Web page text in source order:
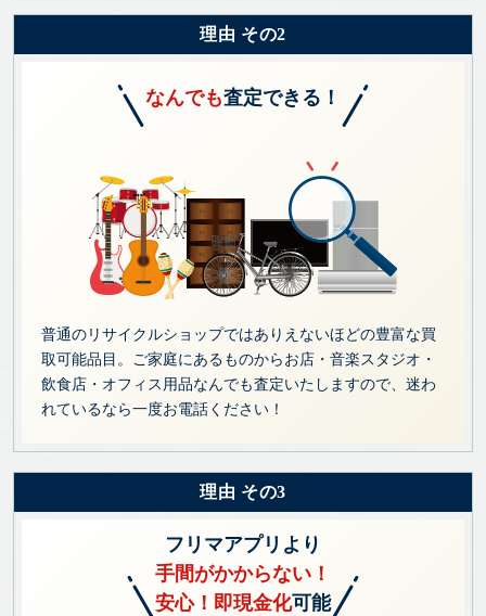
理由 その2
なんでも査定できる！
普通のリサイクルショップではありえないほどの豊富な買
取可能品目。ご家庭にあるものからお店・音楽スタジオ・
飲食店・オフィス用品なんでも査定いたしますので、迷わ
れているなら一度お電話ください！
理由 その3
フリマアプリより
手間がかからない！
安心！即現金化可能